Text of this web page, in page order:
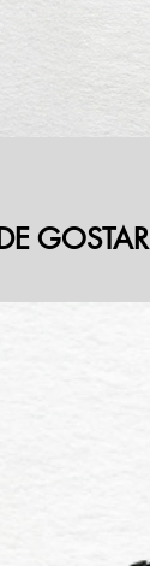
GOSTAR